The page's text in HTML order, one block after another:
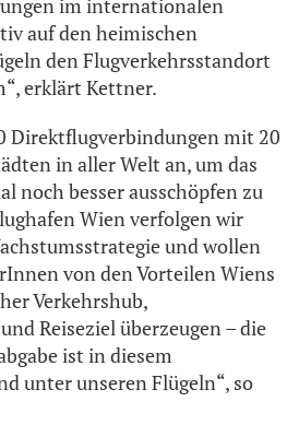
im internationalen
auf den heimischen
den Flugverkehrsstandort
erklärt Kettner.
Direktflugverbindungen mit 20
in aller Welt an, um das
noch besser ausschöpfen zu
Wien verfolgen wir
und wollen
von den Vorteilen Wiens
Verkehrshub,
Reiseziel überzeugen – die
ist in diesem
unter unseren Flügeln“, so